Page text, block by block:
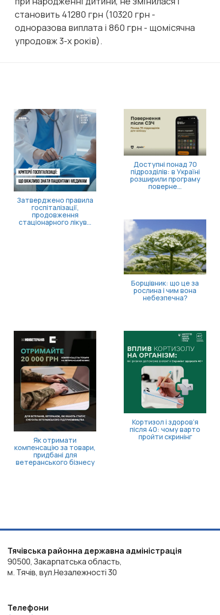
становить 41280 грн (10320 грн -
одноразова виплата і 860 грн - щомісячна
упродовж 3-х років).
Затверджено правила
госпіталізації,
продовження
стаціонарного лікув...
Доступні понад 70
підрозділів: в Україні
розширили програму
поверне...
Борщівник: що це за
рослина і чим вона
небезпечна?
Як отримати
компенсацію за товари,
придбані для
ветеранського бізнесу
Кортизол і здоров’я
після 40: чому варто
пройти скринінг
Тячівська районна державна адміністрація
90500, Закарпатська область,
м. Тячів, вул.Незалежності 30
Телефони